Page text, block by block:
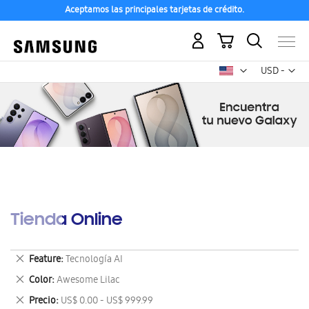
Aceptamos las principales tarjetas de crédito.
USD -
dólar
Mi carrito
Tienda Online
Feature Tecnología AI
Eliminar
este
artículo
Color Awesome Lilac
Eliminar
este
Precio US$ 0.00 - US$ 999.99
Eliminar